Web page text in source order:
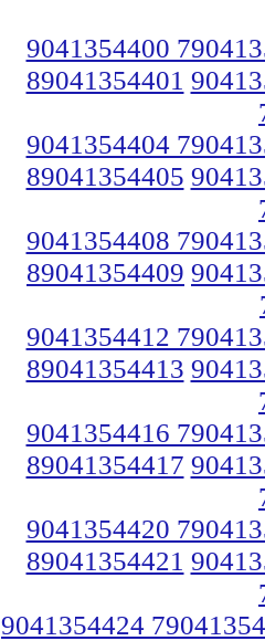
9041354400
89041354401
9041354404
89041354405
9041354408
89041354409
9041354412
89041354413
9041354416
89041354417
9041354420
89041354421
9041354424